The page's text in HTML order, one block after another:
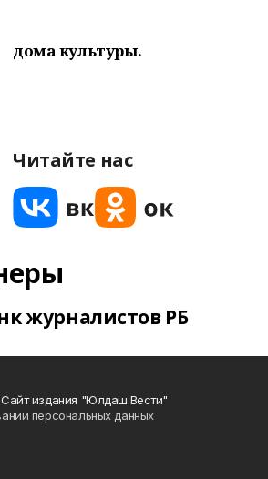
дома культуры.
Читайте нас
журналистов РБ
издания "Юлдаш.Вести"
персональных данных